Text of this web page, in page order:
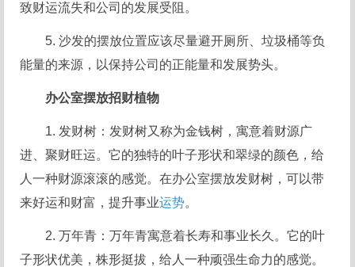
致财运流失和公司的发展受阻。
5. 沙发的摆放位置应该尽量避开厕所、垃圾桶等负
能量的来源，以保持公司的正能量和发展势头。
办公室摆放招财植物
1. 发财树：发财树又称为金钱树，寓意着财源广
进、聚财旺运。它的独特的叶子形状和翠绿的颜色，给
人一种财源滚滚的感觉。在办公室摆放发财树，可以带
来好运和财富，提升事业运势。
2. 万年青：万年青寓意着长寿和事业长久。它的叶
子形状优美，株形挺拔，给人一种顽强生命力的感觉。